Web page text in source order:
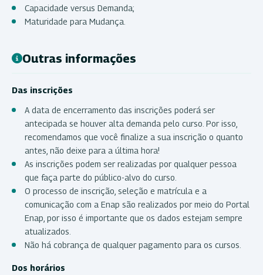
Capacidade versus Demanda;
Maturidade para Mudança.
Outras informações
Das inscrições
A data de encerramento das inscrições poderá ser
antecipada se houver alta demanda pelo curso. Por isso,
recomendamos que você finalize a sua inscrição o quanto
antes, não deixe para a última hora!
As inscrições podem ser realizadas por qualquer pessoa
que faça parte do público-alvo do curso.
O processo de inscrição, seleção e matrícula e a
comunicação com a Enap são realizados por meio do Portal
Enap, por isso é importante que os dados estejam sempre
atualizados.
Não há cobrança de qualquer pagamento para os cursos.
Dos horários